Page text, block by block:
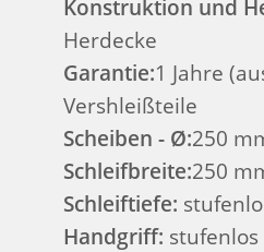
Konstruktion und
Herdecke
Garantie:1 Jahre
Vershleißteile
Scheiben - Ø:250
Schleifbreite:250
Schleiftiefe:
Handgriff: